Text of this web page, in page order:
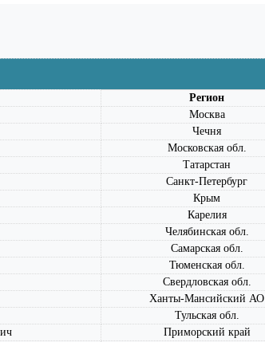
Регион
Москва
Чечня
Московская обл.
Татарстан
Санкт-Петербург
Крым
Карелия
Челябинская обл.
Самарская обл.
Тюменская обл.
Свердловская обл.
Ханты-Мансийский АО
Тульская обл.
Приморский край